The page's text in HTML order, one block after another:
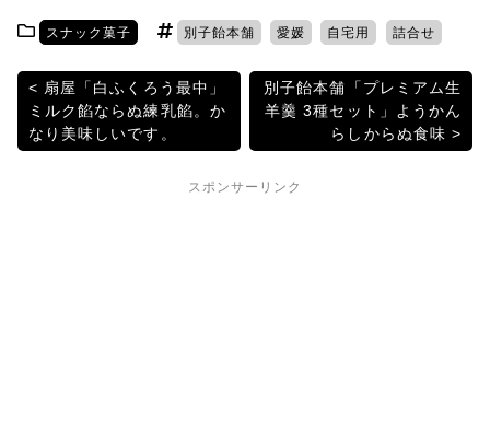
itt
er
c
e
b
o
o
k
e
e
n
a
c
k
et
スナック菓子 別子飴本舗 愛媛 自宅用 詰合せ
投
稿
扇屋「白ふくろう最中」
ミルク餡ならぬ練乳餡。か
なり美味しいです。
別子飴本舗「プレミアム生
羊羹 3種セット」ようかん
らしからぬ食味
スポンサーリンク